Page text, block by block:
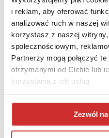
i reklam, aby oferować
analizować ruch w naszej
korzystasz z naszej
społecznościowym,
Partnerzy mogą połączyć
otrzymanymi od Ciebie lub
korzystania z ich usług.
Zezwól
LUMEN 2021: Prezentacja –
– prezentacja raportu